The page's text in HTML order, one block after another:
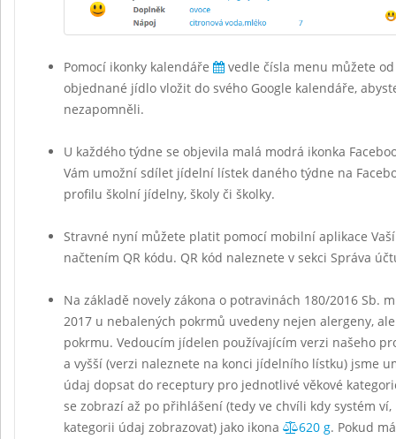
Pomocí ikonky kalendáře
vedle čísla menu můžete
objednané jídlo vložit do svého Google kalendáře,
nezapomněli.
U každého týdne se objevila malá modrá ikonka
Vám umožní sdílet jídelní lístek daného týdne na
profilu školní jídelny, školy či školky.
Stravné nyní můžete platit pomocí mobilní aplikace
načtením QR kódu. QR kód naleznete v sekci Správa
Na základě novely zákona o potravinách 180/2016 Sb.
2017 u nebalených pokrmů uvedeny nejen alergeny,
pokrmu. Vedoucím jídelen používajícím verzi našeho
a vyšší (verzi naleznete na konci jídelního lístku) jsme
údaj dopsat do receptury pro jednotlivé věkové
se zobrazí až po přihlášení (tedy ve chvíli kdy systém
kategorii údaj zobrazovat) jako ikona
620 g. Pokud